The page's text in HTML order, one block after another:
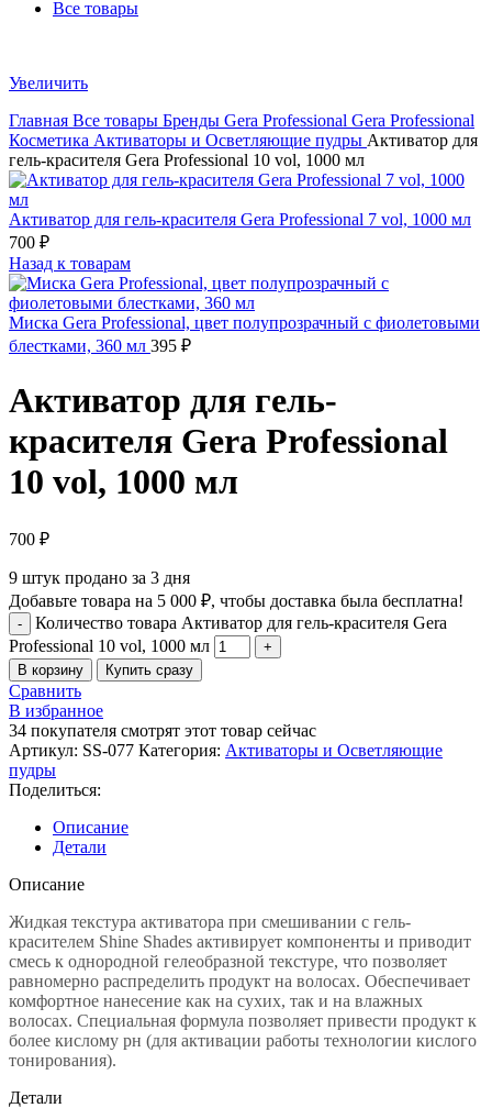
Все товары
Увеличить
Главная Все товары Бренды Gera Professional Gera Professional
Косметика Активаторы и Осветляющие пудры Активатор для
гель-красителя Gera Professional 10 vol, 1000 мл
Активатор для гель-красителя Gera Professional 7 vol, 1000 мл
700 ₽
Назад к товарам
Миска Gera Professional, цвет полупрозрачный с фиолетовыми
блестками, 360 мл 395 ₽
Активатор для гель-
красителя Gera Professional
10 vol, 1000 мл
700 ₽
9 штук продано за 3 дня
Добавьте товара на 5 000 ₽, чтобы доставка была бесплатна!
Количество товара Активатор для гель-красителя Gera
Professional 10 vol, 1000 мл
В корзину Купить сразу
Сравнить
В избранное
34 покупателя смотрят этот товар сейчас
Артикул: SS-077 Категория: Активаторы и Осветляющие
пудры
Поделиться:
Описание
Детали
Описание
Жидкая текстура активатора при смешивании с гель-
красителем Shine Shades активирует компоненты и приводит
смесь к однородной гелеобразной текстуре, что позволяет
равномерно распределить продукт на волосах. Обеспечивает
комфортное нанесение как на сухих, так и на влажных
волосах. Специальная формула позволяет привести продукт к
более кислому рн (для активации работы технологии кислого
тонирования).
Детали